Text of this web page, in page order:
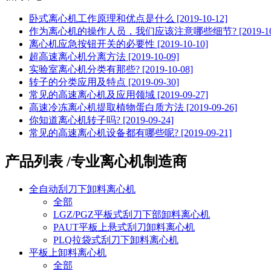
卧式离心机工作原理和优点是什么 [2019-10-12]
作为离心机的操作人员，我们应该注意哪些细节? [2019-
离心机应急按钮开关的必要性 [2019-10-10]
超高速离心机分离方法 [2019-10-09]
实验室离心机分类有那些? [2019-10-08]
转子的分类应用及特点 [2019-09-30]
常见的高速离心机及应用领域 [2019-09-27]
高速冷冻离心机提取植物蛋白质方法 [2019-09-26]
你知道离心机转子吗? [2019-09-24]
常见的高速离心机设备都有哪些呢? [2019-09-21]
产品列表 /专业离心机制造商
全自动刮刀下卸料离心机
全部
LGZ/PGZ平板式刮刀下部卸料离心机
PAUT平板上悬式刮刀卸料离心机
PLQ拉袋式刮刀下卸料离心机
平板上卸料离心机
全部